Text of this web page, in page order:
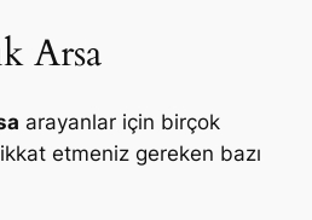
Arsa
arayanlar için birçok
etmeniz gereken bazı